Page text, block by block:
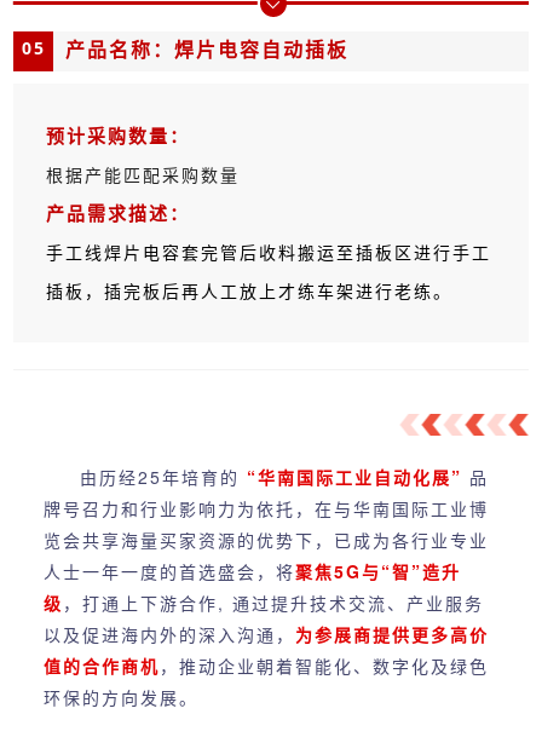
05 产品名称：焊片电容自动插板
预计采购数量：
根据产能匹配采购数量
产品需求描述：
手工线焊片电容套完管后收料搬运至插板区进行手工
插板，插完板后再人工放上才练车架进行老练。
由历经25年培育的 “华南国际工业自动化展” 品
牌号召力和行业影响力为依托，在与华南国际工业博
览会共享海量买家资源的优势下，已成为各行业专业
人士一年一度的首选盛会，将聚焦5G与“智”造升
级 ，打通上下游合作, 通过提升技术交流、产业服务
以及促进海内外的深入沟通， 为参展商提供更多高价
值的合作商机，推动企业朝着智能化、数字化及绿色
环保的方向发展。